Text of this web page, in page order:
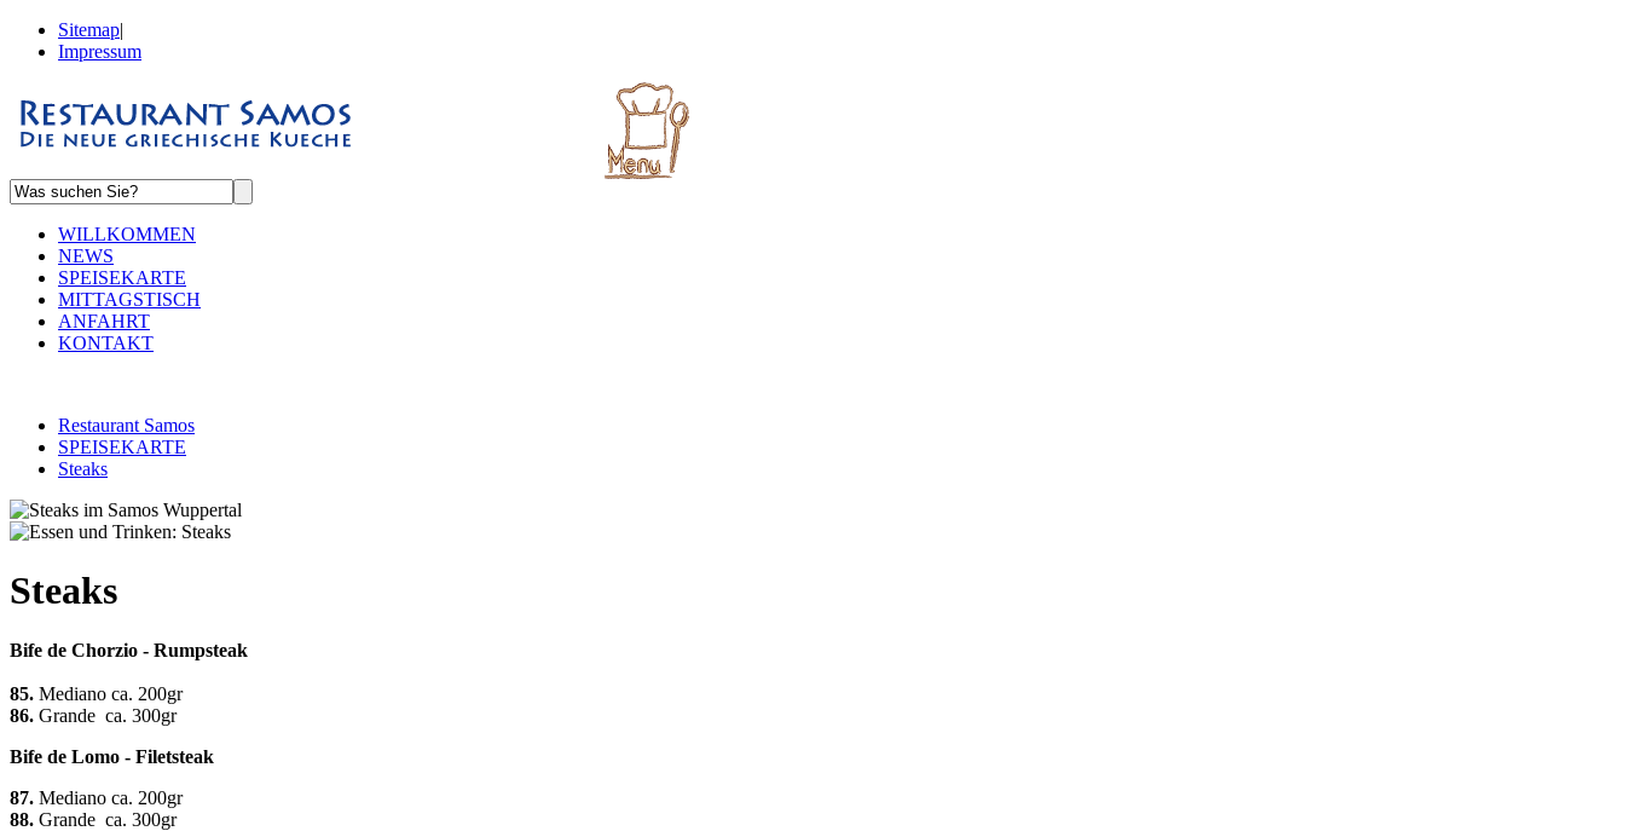
Sitemap|
Impressum
WILLKOMMEN
NEWS
SPEISEKARTE
MITTAGSTISCH
ANFAHRT
KONTAKT
Restaurant Samos
SPEISEKARTE
Steaks
Steaks
Bife de Chorzio - Rumpsteak
85. Mediano ca. 200gr
86. Grande ca. 300gr
Bife de Lomo - Filetsteak
87. Mediano ca. 200gr
88. Grande ca. 300gr